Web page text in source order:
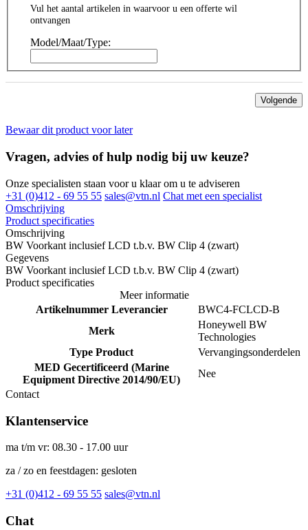
Vul het aantal artikelen in waarvoor u een offerte wil
ontvangen
Model/Maat/Type:
Volgende
Bewaar dit product voor later
Vragen, advies of hulp nodig bij uw keuze?
Onze specialisten staan voor u klaar om u te adviseren
+31 (0)412 - 69 55 55 sales@vtn.nl Chat met een specialist
Omschrijving
Product specificaties
Omschrijving
BW Voorkant inclusief LCD t.b.v. BW Clip 4 (zwart)
Gegevens
BW Voorkant inclusief LCD t.b.v. BW Clip 4 (zwart)
Product specificaties
Meer informatie
Artikelnummer Leverancier
BWC4-FCLCD-B
Merk
Honeywell BW
Technologies
Type Product
Vervangingsonderdelen
MED Gecertificeerd (Marine
Equipment Directive 2014/90/EU)
Nee
Contact
Klantenservice
ma t/m vr: 08.30 - 17.00 uur
za / zo en feestdagen: gesloten
+31 (0)412 - 69 55 55 sales@vtn.nl
Chat